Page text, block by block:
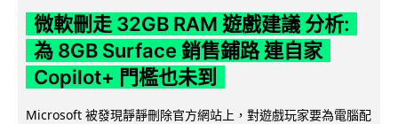
微軟刪走 32GB RAM 遊戲建議 分析:
為 8GB Surface 銷售鋪路 連自家
Copilot+ 門檻也未到
Microsoft 被發現靜靜刪除官方網站上，對遊戲玩家要為電腦配